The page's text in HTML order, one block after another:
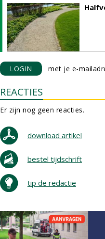
LOGIN met je e-
REACTIES
Er zijn nog geen reacties.
download artikel
bestel tijdschrift
tip de redactie